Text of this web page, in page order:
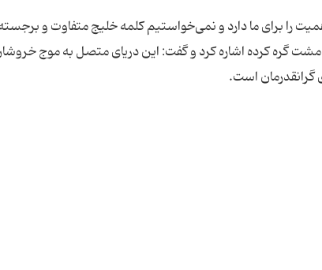
گره کرده اشاره کرد و گفت: این دریای متصل به موج